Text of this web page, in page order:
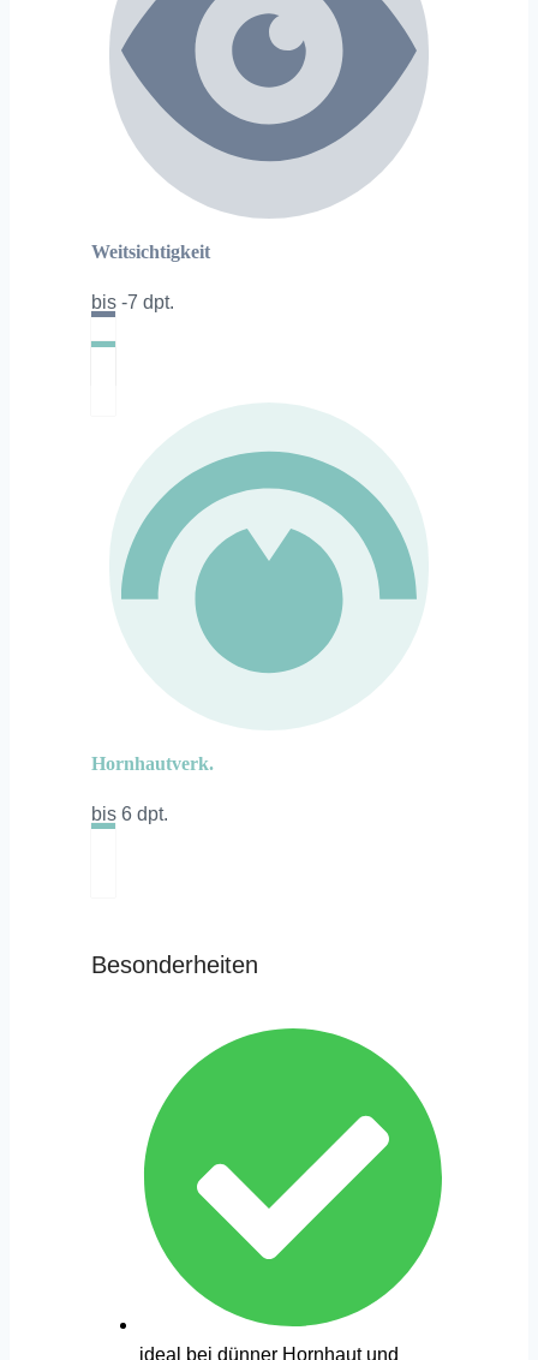
Weitsichtigkeit
bis -7 dpt.
Hornhautverk.
bis 6 dpt.
Besonderheiten
ideal bei dünner Hornhaut und